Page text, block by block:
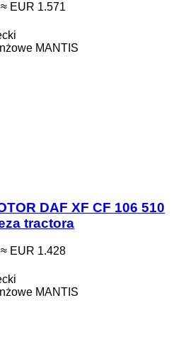
≈ EUR 1.571
MANTIS
DAF XF CF 106 510
tractora
≈ EUR 1.428
MANTIS